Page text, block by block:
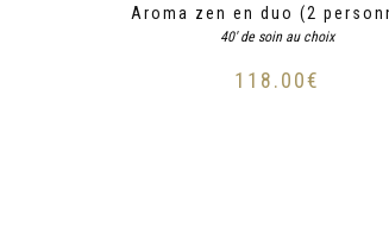
Aroma zen en duo (2
40' de soin au choix
118.00€